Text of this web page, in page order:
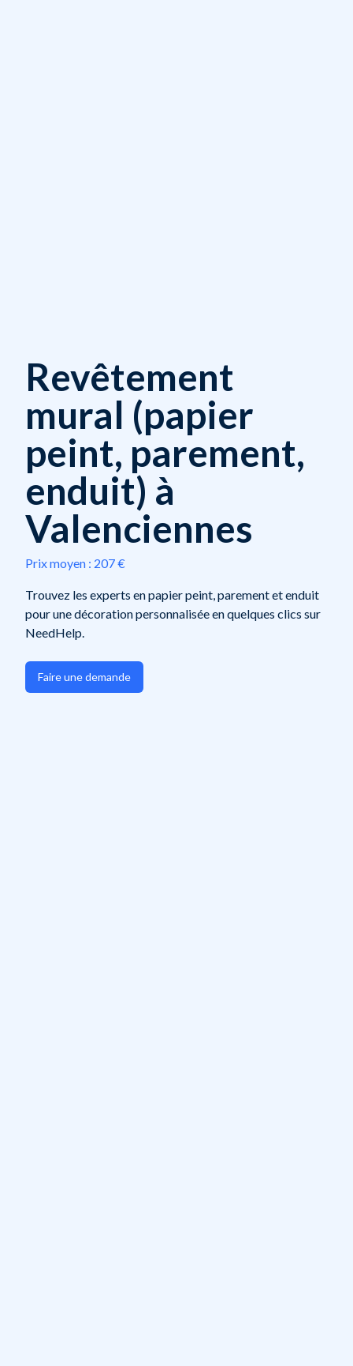
Revêtement
mural (papier
peint, parement,
enduit) à
Valenciennes
Prix moyen : 207 €
Trouvez les experts en papier peint, parement et enduit
pour une décoration personnalisée en quelques clics sur
NeedHelp.
Faire une demande